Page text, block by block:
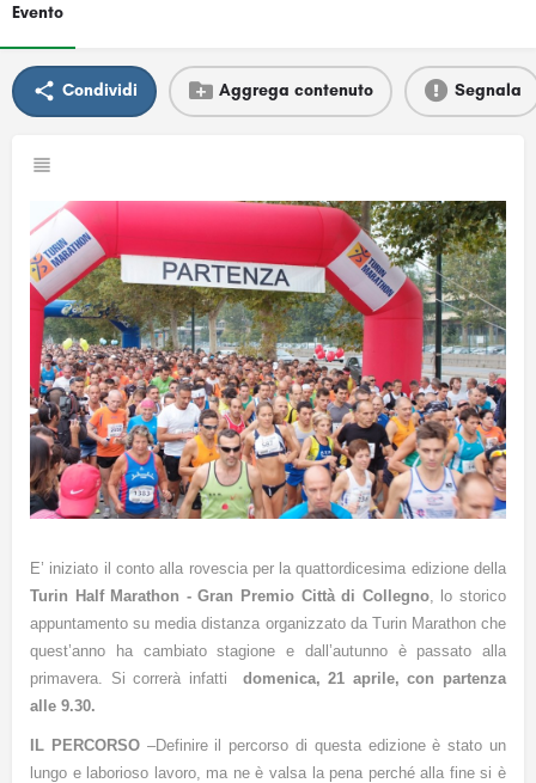
Evento
Condividi Aggrega contenuto Segnala
E’ iniziato il conto alla rovescia per la quattordicesima edizione della
Turin Half Marathon - Gran Premio Città di Collegno, lo storico
appuntamento su media distanza organizzato da Turin Marathon che
quest’anno ha cambiato stagione e dall’autunno è passato alla
primavera. Si correrà infatti domenica, 21 aprile, con partenza
alle 9.30.
IL PERCORSO–Definire il percorso di questa edizione è stato un
lungo e laborioso lavoro, ma ne è valsa la pena perché alla fine si è